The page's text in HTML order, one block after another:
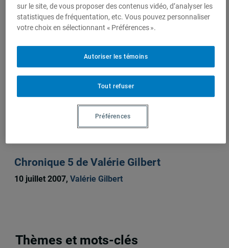
Sur le même sujet
Chroniques de la Grameen Bank
28 septembre 2007,Valérie Gilbert
Chroniques de la Grameen Bank
5 septembre 2007,Valérie Gilbert
Chronique 5 de Valérie Gilbert
10 juillet 2007, Valérie Gilbert
Thèmes et mots-clés
sur le site, de vous proposer des contenus vidéo, d’analyser les
statistiques de fréquentation, etc. Vous pouvez personnaliser
votre choix en sélectionnant « Préférences ».
Tout refuser
Autoriser les témoins
Préférences